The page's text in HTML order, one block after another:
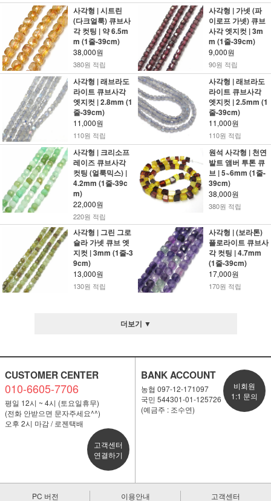
사각형 | 시트린
(다크얼룩) 큐브사
각 컷팅 | 약 6.5m
m (1줄-39cm)
38,000원
380원 적립
사각형 | 가넷 (파
이로프 가넷) 큐브
사각 엣지컷 | 3m
m (1줄-39cm)
9,000원
90원 적립
사각형 | 래브라도
라이트 큐브사각
엣지컷 | 2.8mm (1
줄-39cm)
11,000원
110원 적립
사각형 | 래브라도
라이트 큐브사각
엣지컷 | 2.5mm (1
줄-39cm)
11,000원
110원 적립
사각형 | 크리소프
레이즈 큐브사각
컷팅 (얼룩믹스) |
4.2mm (1줄-39c
m)
22,000원
220원 적립
원석 사각형 | 천연
발트 앰버 투톤 큐
브 | 5~6mm (1줄-
39cm)
38,000원
380원 적립
사각형 | 그린 그로
슐라 가넷 큐브 엣
지컷 | 3mm (1줄-3
9cm)
13,000원
130원 적립
사각형 | (보라톤)
플로라이트 큐브사
각 컷팅 | 4.7mm
(1줄-39cm)
17,000원
170원 적립
더보기 ▼
CUSTOMER CENTER
010-6605-7706
평일 12시 ~ 4시 (토요일휴무)
(전화 안받으면 문자주세요^^)
오후 2시 마감 / 로젠택배
고객센터
연결하기
BANK ACCOUNT
농협 097-12-171097
국민 544301-01-125726
(예금주 : 조수연)
비회원
1:1 문의
PC 버전 이용안내 고객센터